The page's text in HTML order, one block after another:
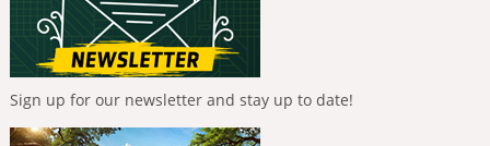
Sign up for our newsletter and stay up to date!